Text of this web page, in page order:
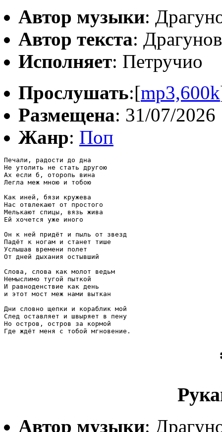
Автор музыки:
Автор текста:
Исполняет: Петручио
Прослушать:[mp3,600k
Размещена: 31/07/2026
Жанр: Поп
Печали, радости до дна
Не утолить не стать другою
Ах если б, оторопь вина
Легла меж мною и тобою
Как иней, бязи кружева
Нас отвлекают от простого
Мелькают спицы, вязь жива
Ей хочется уже иного
Он к ней придёт и пыль от звезд
Падёт к ногам и станет тише
Услышав времени полет
От дней дыхания остывший
Слова, слова как молот ведьм
Немыслимо тугой пыткой
И равноденствие как день
и этот мост меж нами выткан
Дни словно щепки и кораблик мой
След оставляет и швыряет в пену
Но остров, остров за кормой
Где ждёт меня с тобой мгновение.
Автор музыки: